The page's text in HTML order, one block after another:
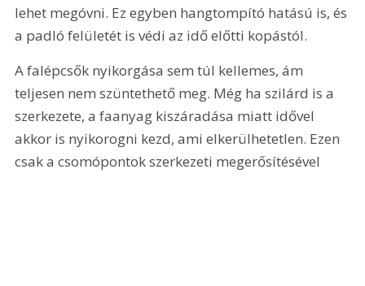
lehet megóvni. Ez egyben hangtompító hatású is, és
a padló felületét is védi az idő előtti kopástól.
A falépcsők nyikorgása sem túl kellemes, ám
teljesen nem szüntethető meg. Még ha szilárd is a
szerkezete, a faanyag kiszáradása miatt idővel
akkor is nyikorogni kezd, ami elkerülhetetlen. Ezen
csak a csomópontok szerkezeti megerősítésével